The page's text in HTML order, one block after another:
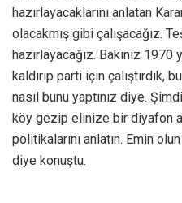
hazırlayacaklarını anlatan
olacakmış gibi çalışacağız.
hazırlayacağız. Bakınız 1970
kaldırıp parti için çalıştırdık,
nasıl bunu yaptınız diye.
köy gezip elinize bir diyafon
politikalarını anlatın. Emin
diye konuştu.